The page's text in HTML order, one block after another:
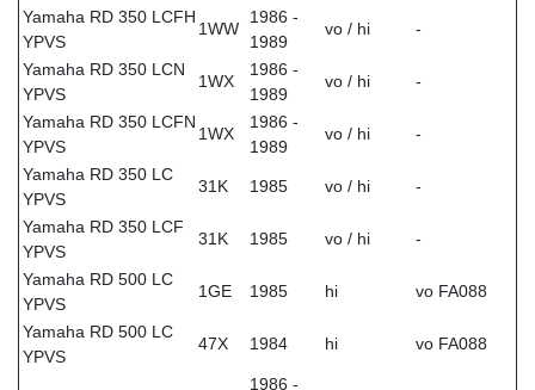
Yamaha RD 350 LCFH
YPVS
1WW
1986 -
1989
vo / hi -
Yamaha RD 350 LCN
YPVS
1WX
1986 -
1989
vo / hi -
Yamaha RD 350 LCFN
YPVS
1WX
1986 -
1989
vo / hi -
Yamaha RD 350 LC
YPVS
31K 1985 vo / hi -
Yamaha RD 350 LCF
YPVS
31K 1985 vo / hi -
Yamaha RD 500 LC
YPVS
1GE 1985 hi vo FA088
Yamaha RD 500 LC
YPVS
47X 1984 hi vo FA088
1986 -